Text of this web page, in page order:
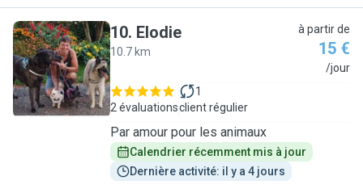
E
10. Elodie
10.7 km
à partir de
15 €
/jour
2 évaluations
1
client régulier
Par amour pour les animaux
Calendrier récemment mis à jour
Dernière activité: il y a 4 jours